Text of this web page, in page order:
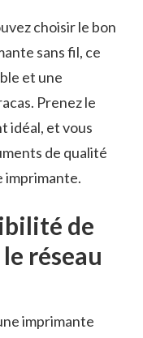
choisir le bon
sans fil, ce⁤
‍et une
Prenez ⁢le
idéal, et vous‍
de ​qualité
imprimante.
de
⁣réseau
imprimante